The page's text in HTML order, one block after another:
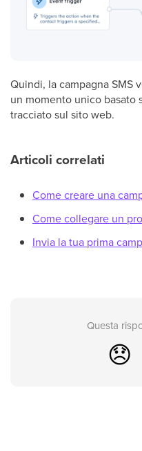
Quindi, la campagna SMS
un momento unico basato
tracciato sul sito web.
Articoli correlati
Come creare una
Come collegare un
Invia la tua prima
Questa
😞